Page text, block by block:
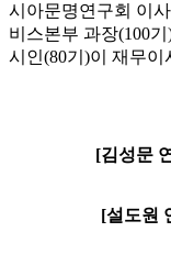
시아문명연구회 이
비스본부 과장(100
시인(80기)이 재무이
[김성문
[설도원